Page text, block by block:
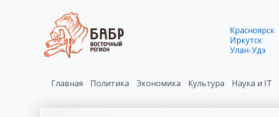
Красноярск
Иркутск
Улан-Удэ
Главная Политика Экономика Культура Наука и IT